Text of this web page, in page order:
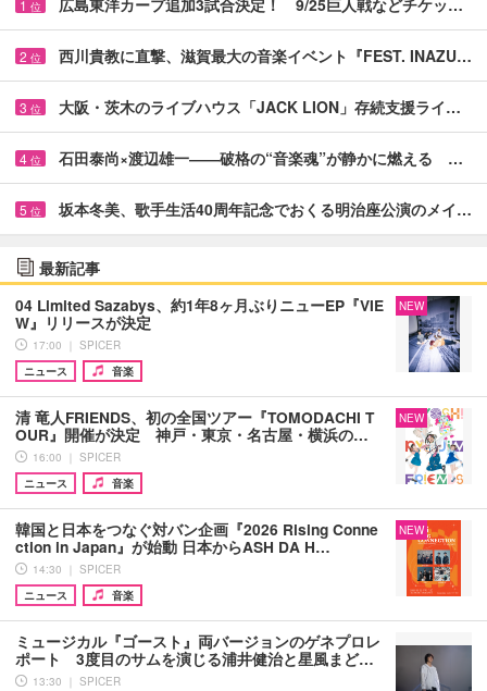
1 位 広島東洋カープ追加3試合決定！ 9/25巨人戦などチケッ…
2 位 西川貴教に直撃、滋賀最大の音楽イベント『FEST. INAZU…
3 位 大阪・茨木のライブハウス「JACK LION」存続支援ライ…
4 位 石田泰尚×渡辺雄一――破格の“音楽魂”が静かに燃える …
5 位 坂本冬美、歌手生活40周年記念でおくる明治座公演のメイ…
最新記事
04 Limited Sazabys、約1年8ヶ月ぶりニューEP『VIE
W』リリースが決定
17:00 ｜ SPICER
ニュース
音楽
NEW
清 竜人FRIENDS、初の全国ツアー『TOMODACHI T
OUR』開催が決定 神戸・東京・名古屋・横浜の…
16:00 ｜ SPICER
ニュース
音楽
NEW
韓国と日本をつなぐ対バン企画『2026 Rising Conne
ction in Japan』が始動 日本からASH DA H…
14:30 ｜ SPICER
ニュース
音楽
NEW
ミュージカル『ゴースト』両バージョンのゲネプロレ
ポート 3度目のサムを演じる浦井健治と星風まど…
13:30 ｜ SPICER